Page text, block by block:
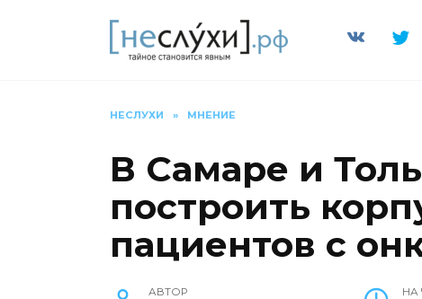
НЕСЛУХИ » МНЕНИЕ
В Самаре и
построить
пациентов с
АВТОР НА